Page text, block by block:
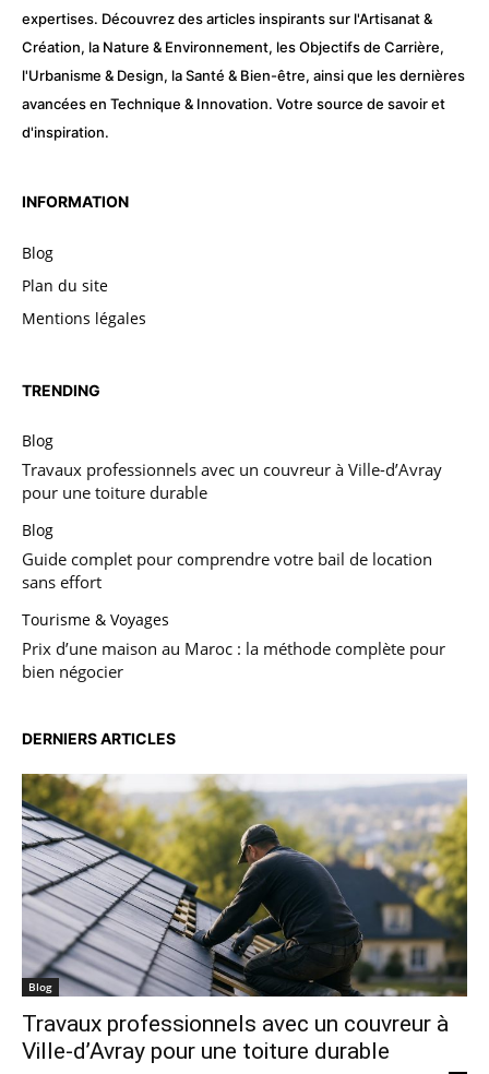
expertises. Découvrez des articles inspirants sur l'Artisanat &
Création, la Nature & Environnement, les Objectifs de Carrière,
l'Urbanisme & Design, la Santé & Bien-être, ainsi que les dernières
avancées en Technique & Innovation. Votre source de savoir et
d'inspiration.
INFORMATION
Blog
Plan du site
Mentions légales
TRENDING
Blog
Travaux professionnels avec un couvreur à Ville-d’Avray
pour une toiture durable
Blog
Guide complet pour comprendre votre bail de location
sans effort
Tourisme & Voyages
Prix d’une maison au Maroc : la méthode complète pour
bien négocier
DERNIERS ARTICLES
Blog
Travaux professionnels avec un couvreur à
Ville-d’Avray pour une toiture durable